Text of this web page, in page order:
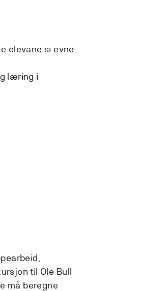
elevane si evne
læring i
til Ole Bull
må beregne